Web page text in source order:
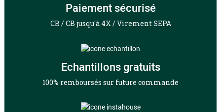
Paiement sécurisé
CB / CB jusqu'à 4X / Virement SEPA
Echantillons gratuits
100% remboursés sur future commande